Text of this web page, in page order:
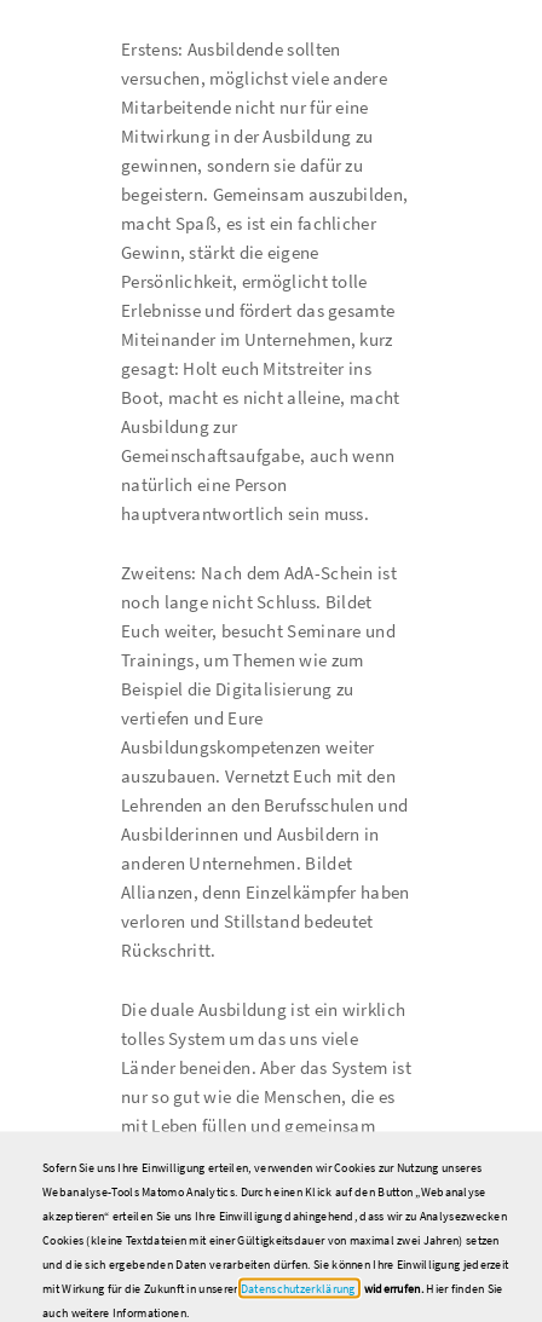
Erstens: Ausbildende sollten
versuchen, möglichst viele andere
Mitarbeitende nicht nur für eine
Mitwirkung in der Ausbildung zu
gewinnen, sondern sie dafür zu
begeistern. Gemeinsam auszubilden,
macht Spaß, es ist ein fachlicher
Gewinn, stärkt die eigene
Persönlichkeit, ermöglicht tolle
Erlebnisse und fördert das gesamte
Miteinander im Unternehmen, kurz
gesagt: Holt euch Mitstreiter ins
Boot, macht es nicht alleine, macht
Ausbildung zur
Gemeinschaftsaufgabe, auch wenn
natürlich eine Person
hauptverantwortlich sein muss.
Zweitens: Nach dem AdA-Schein ist
noch lange nicht Schluss. Bildet
Euch weiter, besucht Seminare und
Trainings, um Themen wie zum
Beispiel die Digitalisierung zu
vertiefen und Eure
Ausbildungskompetenzen weiter
auszubauen. Vernetzt Euch mit den
Lehrenden an den Berufsschulen und
Ausbilderinnen und Ausbildern in
anderen Unternehmen. Bildet
Allianzen, denn Einzelkämpfer haben
verloren und Stillstand bedeutet
Rückschritt.
Die duale Ausbildung ist ein wirklich
tolles System um das uns viele
Länder beneiden. Aber das System ist
nur so gut wie die Menschen, die es
mit Leben füllen und gemeinsam
alle an.
Frau Bodner, herzlichen Dank für Ihre
Einschätzungen und die klaren
Worte, die bei vielen Kolleginnen und
Sofern Sie uns Ihre Einwilligung erteilen, verwenden wir Cookies zur Nutzung unseres
Webanalyse-Tools Matomo Analytics. Durch einen Klick auf den Button „Webanalyse
akzeptieren“ erteilen Sie uns Ihre Einwilligung dahingehend, dass wir zu Analysezwecken
Cookies (kleine Textdateien mit einer Gültigkeitsdauer von maximal zwei Jahren) setzen
und die sich ergebenden Daten verarbeiten dürfen. Sie können Ihre Einwilligung jederzeit
mit Wirkung für die Zukunft in unserer Datenschutzerklärung widerrufen.Hier finden Sie
auch weitere Informationen.